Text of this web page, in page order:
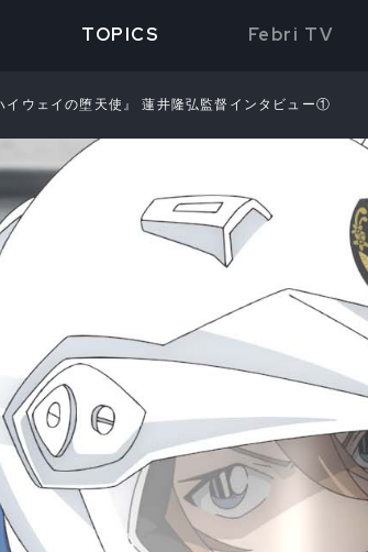
TOPICS Febri TV
イウェイの堕天使』 蓮井隆弘監督インタビュー①